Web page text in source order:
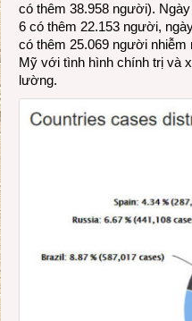
có thêm 38.958 người).
6 có thêm 22.153 người,
có thêm 25.069 người
Mỹ với tình hình chính trị và
lường.